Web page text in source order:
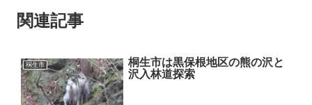
関連記事
桐生市
桐生市は黒保根地区の熊の沢と
沢入林道探索